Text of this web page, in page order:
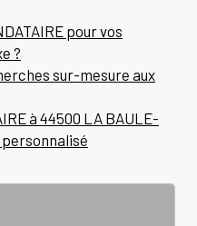
pour vos
?
sur-mesure aux
à 44500 LA BAULE-
personnalisé